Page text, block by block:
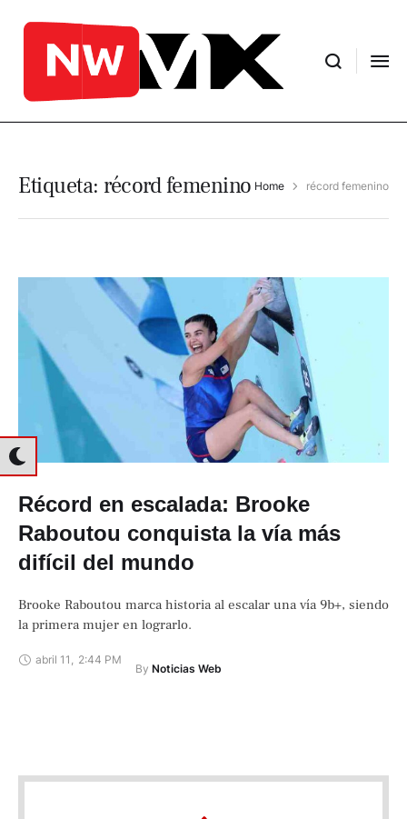
Etiqueta: récord femenino Home récord femenino
Récord en escalada: Brooke
Raboutou conquista la vía más
difícil del mundo
Brooke Raboutou marca historia al escalar una vía 9b+, siendo
la primera mujer en lograrlo.
abril 11 , 2:44 PM
By Noticias Web